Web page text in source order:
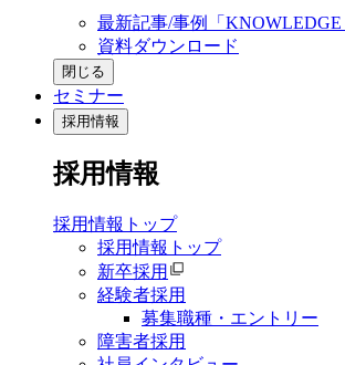
最新記事/事例「KNOWLEDGE
資料ダウンロード
閉じる
セミナー
採用情報
採用情報
採用情報トップ
採用情報トップ
新卒採用
経験者採用
募集職種・エントリー
障害者採用